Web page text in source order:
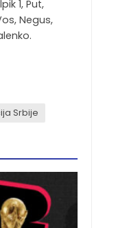
1, Put,
Negus,
Srbije